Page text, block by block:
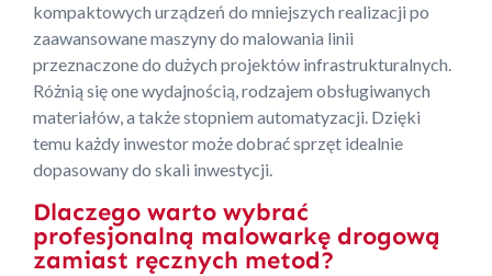
kompaktowych urządzeń do mniejszych realizacji po
zaawansowane maszyny do malowania linii
przeznaczone do dużych projektów infrastrukturalnych.
Różnią się one wydajnością, rodzajem obsługiwanych
materiałów, a także stopniem automatyzacji. Dzięki
temu każdy inwestor może dobrać sprzęt idealnie
dopasowany do skali inwestycji.
Dlaczego warto wybrać
profesjonalną malowarkę drogową
zamiast ręcznych metod?